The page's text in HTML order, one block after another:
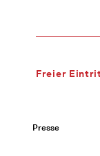
Freier
Presse